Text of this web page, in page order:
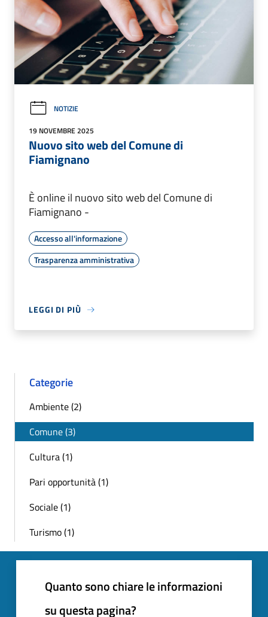
NOTIZIE
19 NOVEMBRE 2025
Nuovo sito web del Comune di
Fiamignano
È online il nuovo sito web del Comune di
Fiamignano -
Accesso all'informazione
Trasparenza amministrativa
LEGGI DI PIÙ
Categorie
Ambiente (2)
Comune (3)
Cultura (1)
Pari opportunità (1)
Sociale (1)
Turismo (1)
Quanto sono chiare le informazioni
su questa pagina?